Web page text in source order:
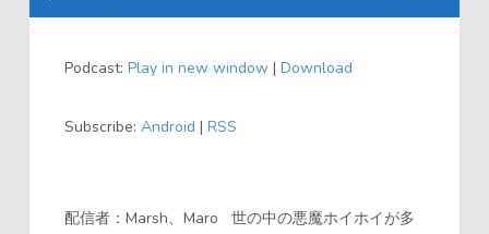
Podcast: Play in new window| Download
Subscribe: Android | RSS
配信者：Marsh、Maro 世の中の悪魔ホイホイが多